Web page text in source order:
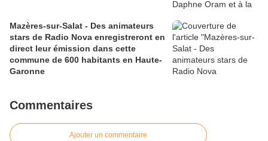
Mazères-sur-Salat - Des animateurs
stars de Radio Nova enregistreront en
direct leur émission dans cette
commune de 600 habitants en Haute-
Garonne
Commentaires
Ajouter un commentaire